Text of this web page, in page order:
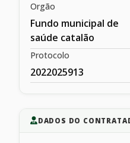
Orgão
Fundo municipal de
saúde catalão
Protocolo
2022025913
DADOS DO